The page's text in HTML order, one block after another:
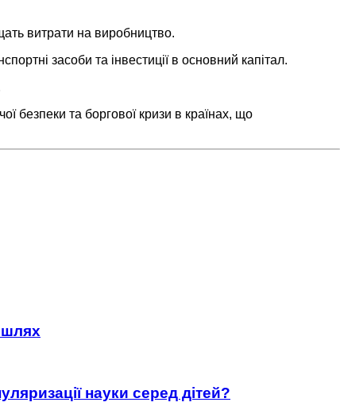
витрати на виробництво.
засоби та інвестиції в основний капітал.
безпеки та боргової кризи в країнах, що
шлях
науки серед дітей?